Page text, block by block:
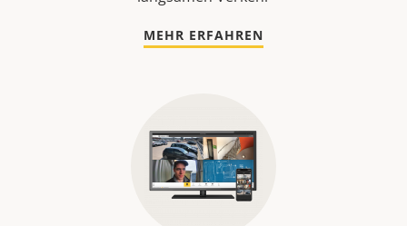
MEHR ERFAHREN